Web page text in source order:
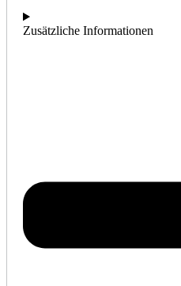
Zusätzliche Informationen